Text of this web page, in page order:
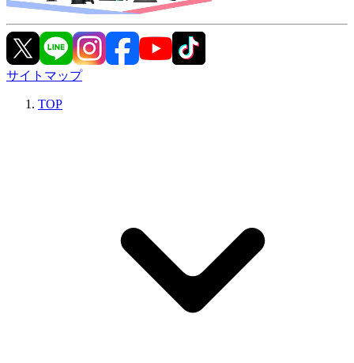
サイトマップ
TOP